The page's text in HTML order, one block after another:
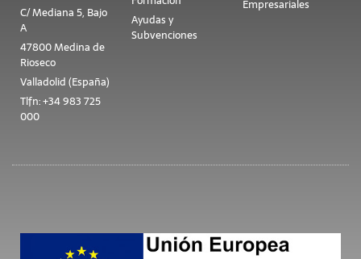
C/ Mediana 5, Bajo
A
47800 Medina de
Rioseco
Valladolid (España)
Tlfn: +34 983 725
000
Ayudas y
Subvenciones
Empresariales